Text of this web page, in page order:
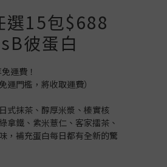
選15包$688
彼蛋白
運費！
運門檻，將收取運費）
式抹茶、醇厚米漿、榛實核
拿鐵、紫米薏仁、客家擂茶、
，補充蛋白每日都有全新的驚